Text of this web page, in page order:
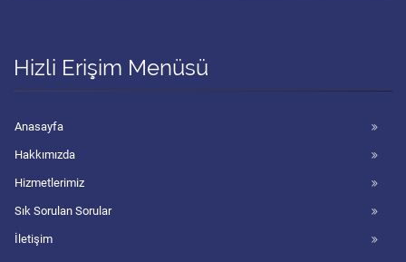
Hizli Erişim Menüsü
Anasayfa
Hakkımızda
Hizmetlerimiz
Sık Sorulan Sorular
İletişim